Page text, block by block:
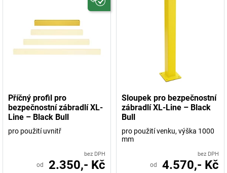
Příčný profil pro
bezpečnostní zábradlí XL-
Line – Black Bull
pro použití uvnitř
bez DPH
od 2.350,- Kč
Sloupek pro bezpečnostní
zábradlí XL-Line – Black
Bull
pro použití venku, výška 1000
mm
bez DPH
od 4.570,- Kč